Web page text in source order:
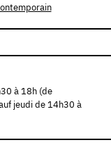
à 18h (de
jeudi de 14h30 à